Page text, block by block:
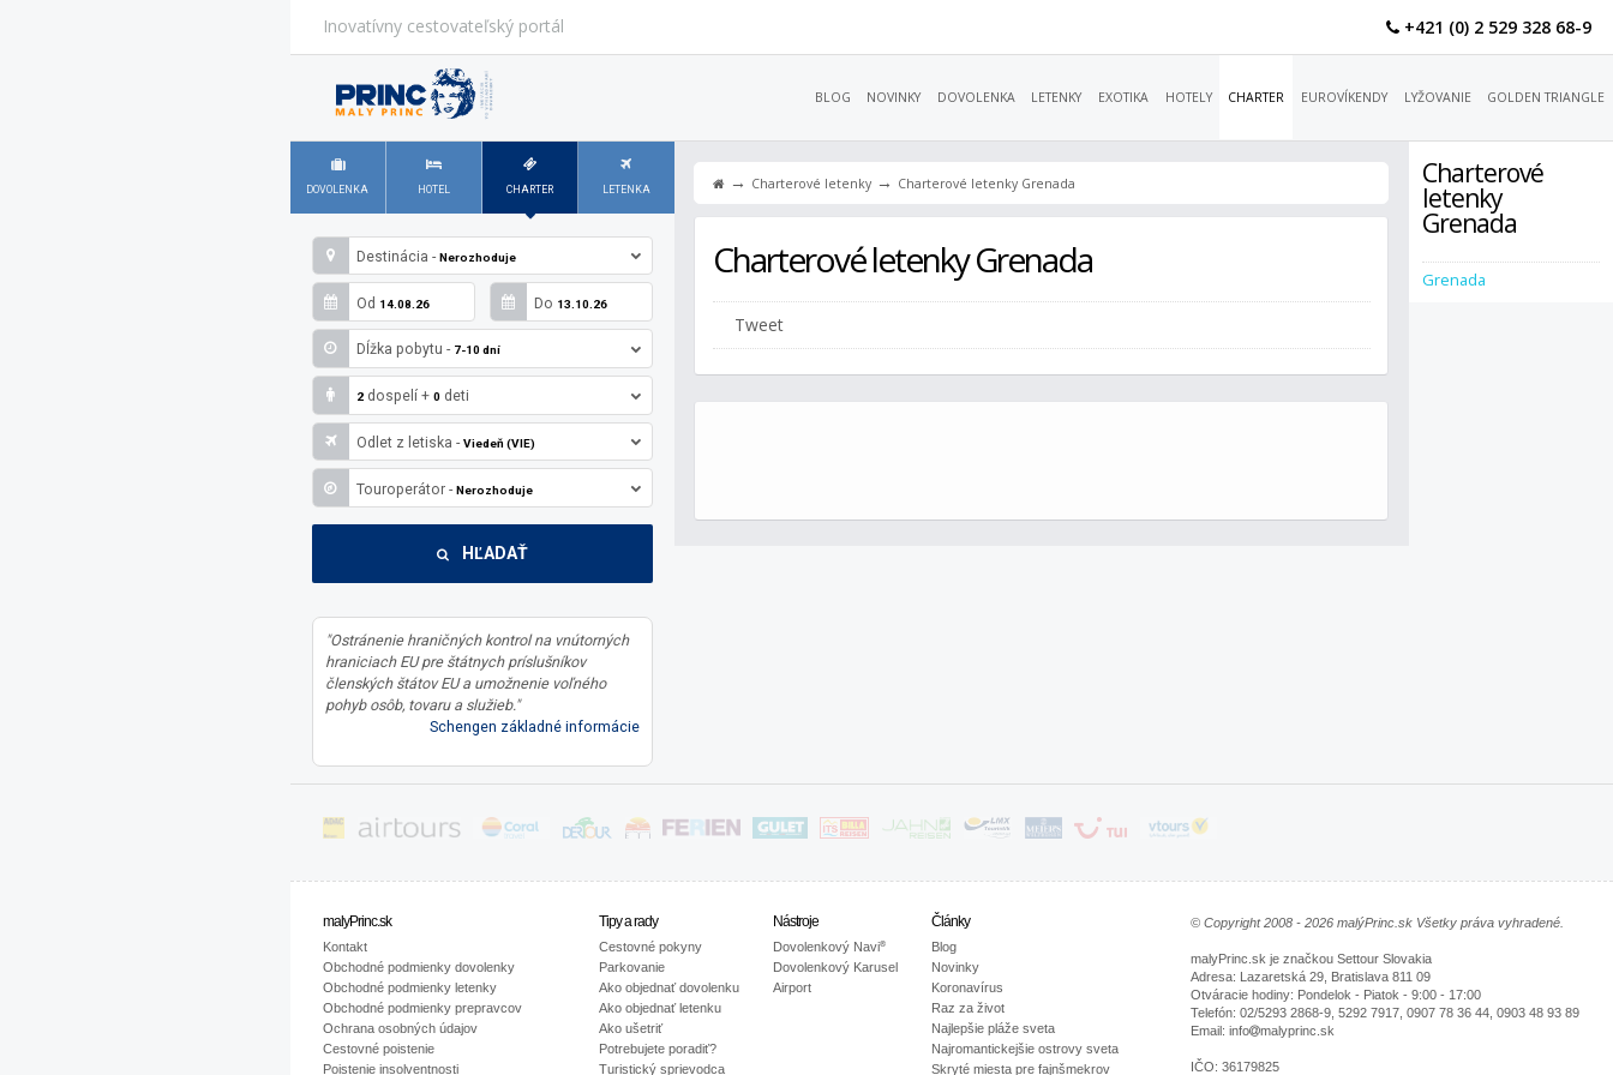
Inovatívny cestovateľský portál +421 (0) 2 529 328 68-9
BLOG NOVINKY DOVOLENKA LETENKY EXOTIKA HOTELY CHARTER EUROVÍKENDY LYŽOVANIE GOLDEN TRIANGLE
DOVOLENKA HOTEL CHARTER LETENKA
Destinácia -Nerozhoduje
Od 14.08.26 Do 13.10.26
Dĺžka pobytu - 7-10 dní
2 dospelí+0 deti
Odlet z letiska -Viedeň (VIE)
Touroperátor -Nerozhoduje
HĽADAŤ
"Ostránenie hraničných kontrol na vnútorných
hraniciach EU pre štátnych príslušníkov
členských štátov EU a umožnenie voľného
pohyb osôb, tovaru a služieb."
Schengen základné informácie
Charterové
letenky
Grenada
Grenada
→ Charterové letenky→ Charterové letenky Grenada
Charterové letenky Grenada
Tweet
malyPrinc.sk
Kontakt
Obchodné podmienky dovolenky
Obchodné podmienky letenky
Obchodné podmienky prepravcov
Ochrana osobných údajov
Cestovné poistenie
Poistenie insolventnosti
Tipy a rady
Cestovné pokyny
Parkovanie
Ako objednať dovolenku
Ako objednať letenku
Ako ušetriť
Potrebujete poradiť?
Turistický sprievodca
Nástroje
Dovolenkový Navi®
Dovolenkový Karusel
Airport
Články
Blog
Novinky
Koronavírus
Raz za život
Najlepšie pláže sveta
Najromantickejšie ostrovy sveta
Skryté miesta pre fajnšmekrov
© Copyright 2008 - 2026 malýPrinc.sk Všetky práva vyhradené.
malyPrinc.sk je značkou Settour Slovakia
Adresa: Lazaretská 29, Bratislava 811 09
Otváracie hodiny: Pondelok - Piatok - 9:00 - 17:00
Telefón: 02/5293 2868-9, 5292 7917, 0907 78 36 44, 0903 48 93 89
Email: info
malyprinc.sk
IČO: 36179825